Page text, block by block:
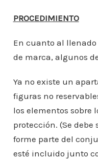
PROCEDIMIENTO
En cuanto al
de marca, algunos
Ya no existe un
figuras no
los elementos sobre
protección. (Se
forme parte del
esté incluido junto